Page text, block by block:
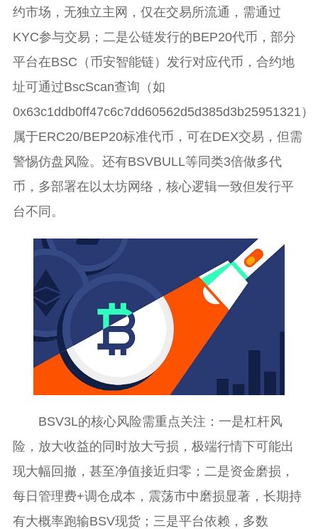
约市场，无独立主网，仅在交易所流通，需通过
KYC参与交易；二是公链发行的BEP20代币，部分
平台在BSC（币安智能链）发行对应代币，合约地
址可通过BscScan查询（如
0x63c1ddb0ff47c6c7dd60562d5d385d3b25951321）
属于ERC20/BEP20标准代币，可在DEX交易，但需
警惕仿盘风险。还有BSVBULL等同类3倍做多代
币，多部署在以太坊网络，核心逻辑一致但发行平
台不同。
BSV3L的核心风险需重点关注：一是杠杆风
险，放大收益的同时放大亏损，极端行情下可能出
现大幅回撤，甚至净值接近归零；二是资金磨损，
每日管理费+调仓成本，震荡市中磨损显著，长期持
有大概率跑输BSV现货；三是平台依赖，多数